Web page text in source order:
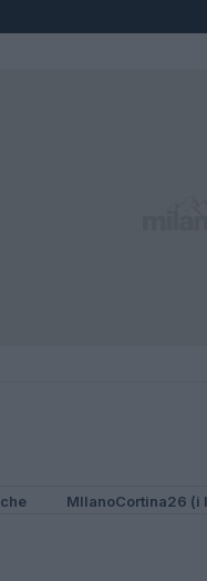
MIlanoCortina26 (i